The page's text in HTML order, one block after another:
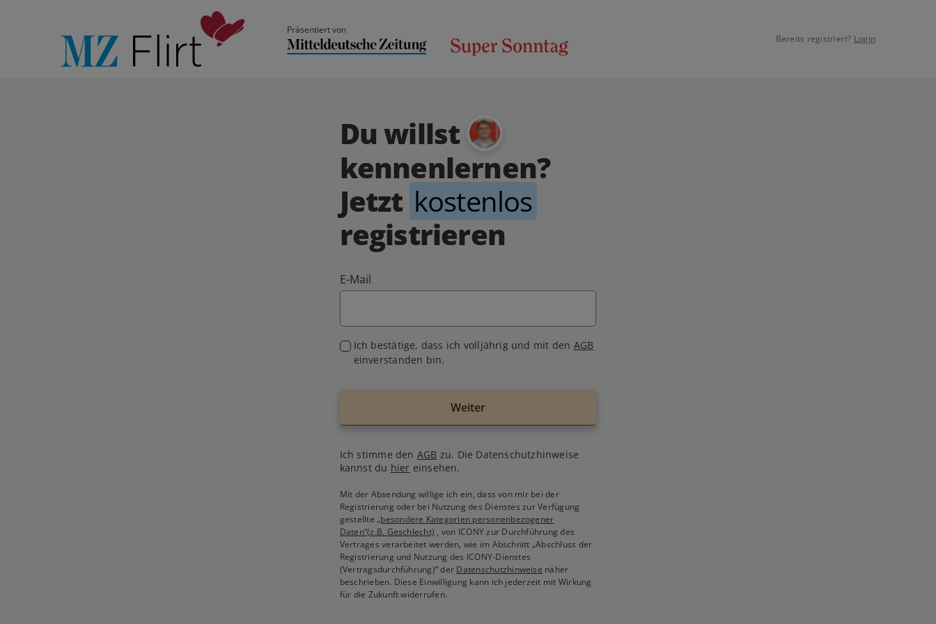
Präsentiert von
Bereits registriert? Login
Du willst
kennenlernen?
Jetzt kostenlos
registrieren
E-Mail
Ich bestätige, dass ich volljährig und mit den AGB
einverstanden bin.
Weiter
Ich stimme den AGB zu. Die Datenschutzhinweise
kannst du hier einsehen.
Mit der Absendung willige ich ein, dass von mir bei der
Registrierung oder bei Nutzung des Dienstes zur Verfügung
gestellte„besondere Kategorien personenbezogener
Daten“(z.B. Geschlecht) , von ICONY zur Durchführung des
Vertrages verarbeitet werden, wie im Abschnitt „Abschluss der
Registrierung und Nutzung des ICONY-Dienstes
(Vertragsdurchführung)“ der Datenschutzhinweise näher
beschrieben. Diese Einwilligung kann ich jederzeit mit Wirkung
für die Zukunft widerrufen.